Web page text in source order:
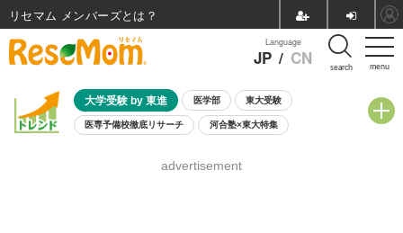
menu
Language
JP / CN search
大学受験 by 東進 医学部 東大受験
医専予備校徹底リサーチ 河合塾×東大特集
8月開催学校説明会・相談会
advertisement
リセマム メンバーズ